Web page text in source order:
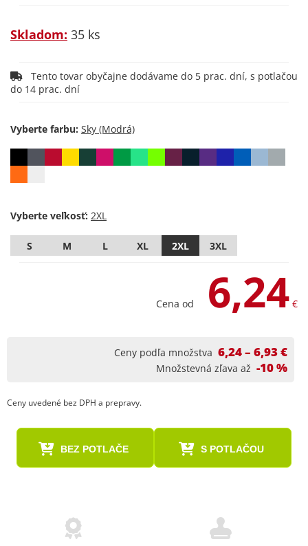
Skladom: 35 ks
do 14 prac. dní
Vyberte farbu:
Vyberte veľkosť:
S M L XL 2XL 3XL
Cena od 6,24 €
Ceny podľa množstva 6,24 – 6,93 €
Množstevná zľava až -10 %
Ceny uvedené bez DPH a prepravy.
BEZ POTLAČE S POTLAČOU